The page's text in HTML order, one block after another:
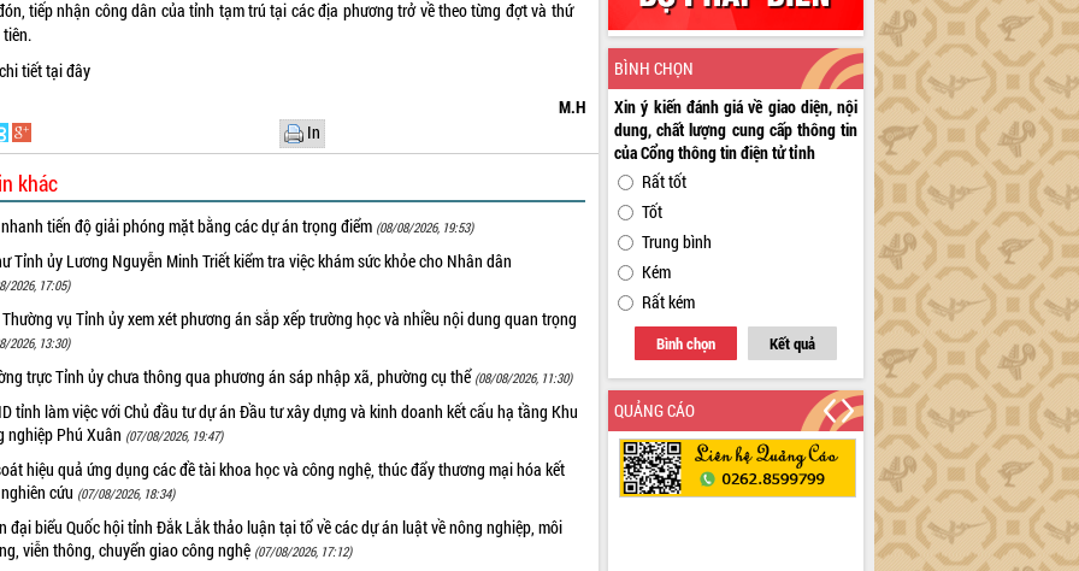
tiếp nhận công dân của tỉnh tạm trú tại các địa phương trở về theo từng đợt và thứ
tiết tạiđây
M.H
In
khác
tiến độ giải phóng mặt bằng các dự án trọng điểm (08/08/2026, 19:53)
Tỉnh ủy Lương Nguyễn Minh Triết kiểm tra việc khám sức khỏe cho Nhân dân
2026, 17:05)
vụ Tỉnh ủy xem xét phương án sắp xếp trường học và nhiều nội dung quan trọng
2026, 13:30)
trực Tỉnh ủy chưa thông qua phương án sáp nhập xã, phường cụ thể (08/08/2026, 11:30)
tỉnh làm việc với Chủ đầu tư dự án Đầu tư xây dựng và kinh doanh kết cấu hạ tầng Khu
nghiệp Phú Xuân (07/08/2026, 19:47)
hiệu quả ứng dụng các đề tài khoa học và công nghệ, thúc đẩy thương mại hóa kết
cứu (07/08/2026, 18:34)
đại biểu Quốc hội tỉnh Đắk Lắk thảo luận tại tổ về các dự án luật về nông nghiệp, môi
viễn thông, chuyển giao công nghệ (07/08/2026, 17:12)
BÌNH CHỌN
Xin ý kiến đánh giá về giao diện, nội
dung, chất lượng cung cấp thông tin
của Cổng thông tin điện tử tỉnh
Rất tốt
Tốt
Trung bình
Kém
Rất kém
Bình chọn Kết quả
QUẢNG CÁO